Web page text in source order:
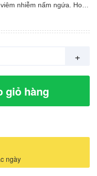
nhiễm nấm ngứa. Hoạt
tay. Xoa đều và tạo bọt ,
tùy theo nhu cầu. Dùng
+
giỏ hàng
ngày